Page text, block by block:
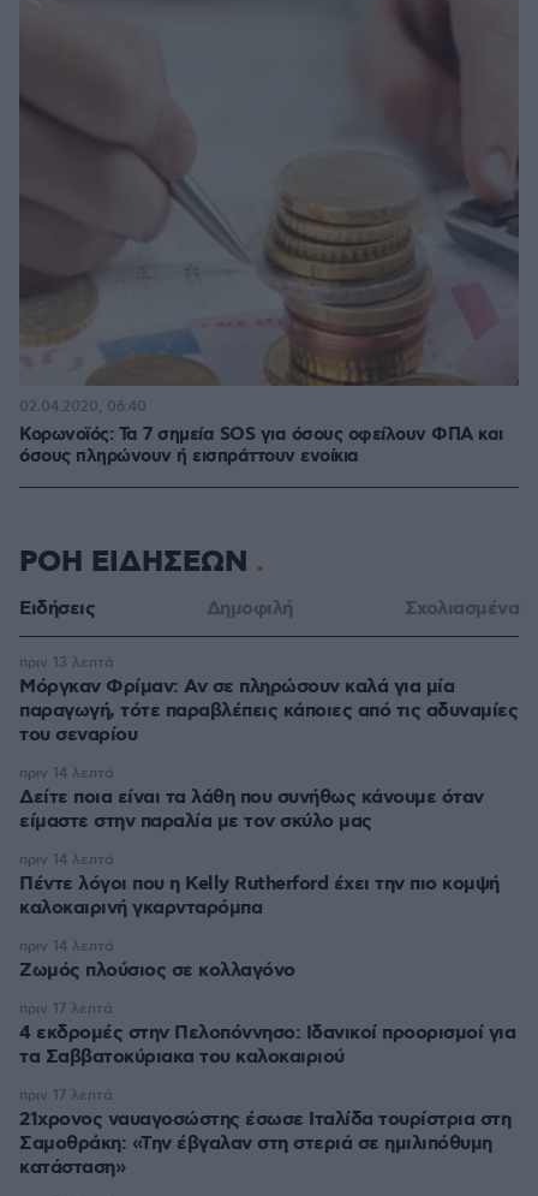
Κορωνοϊός: Τα 7 σημεία SOS για όσους οφείλουν ΦΠΑ και
όσους πληρώνουν ή εισπράττουν ενοίκια
02.04.2020, 06:40
ΡΟΗ ΕΙΔΗΣΕΩΝ
Ειδήσεις Δημοφιλή Σχολιασμένα
Μόργκαν Φρίμαν: Αν σε πληρώσουν καλά για μία
παραγωγή, τότε παραβλέπεις κάποιες από τις αδυναμίες
του σεναρίου
πριν 13 λεπτά
Δείτε ποια είναι τα λάθη που συνήθως κάνουμε όταν
είμαστε στην παραλία με τον σκύλο μας
πριν 14 λεπτά
Πέντε λόγοι που η Kelly Rutherford έχει την πιο κομψή
καλοκαιρινή γκαρνταρόμπα
πριν 14 λεπτά
Ζωμός πλούσιος σε κολλαγόνο
πριν 14 λεπτά
4 εκδρομές στην Πελοπόννησο: Ιδανικοί προορισμοί για
τα Σαββατοκύριακα του καλοκαιριού
πριν 17 λεπτά
21χρονος ναυαγοσώστης έσωσε Ιταλίδα τουρίστρια στη
Σαμοθράκη: «Την έβγαλαν στη στεριά σε ημιλιπόθυμη
κατάσταση»
πριν 17 λεπτά